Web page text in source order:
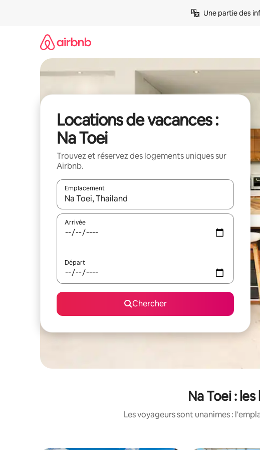
Une partie des
Locations de vacances :
Na Toei
Trouvez et réservez des logements uniques sur
Airbnb.
Emplacement
Quand les résultats sont affichés, parcourez-les en utilisant
Arrivée
Départ
Chercher
Na Toei :
Les voyageurs sont unanimes :